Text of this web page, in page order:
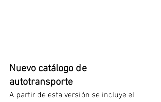
Nuevo catálogo de
autotransporte
A partir de esta versión se incluye el